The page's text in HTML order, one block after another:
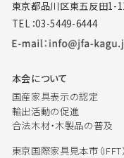
東京都品川区東五反田1-
TEL：03-5449-6444
本会について
国産家具表示の認定
輸出活動の促進
合法木材・木製品の普及
東京国際家具見本市（IFFT）